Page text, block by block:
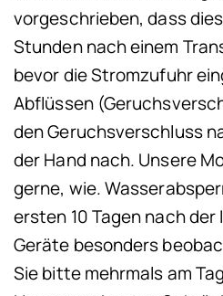
vorgeschrieben, dass
Stunden nach einem
bevor die Stromzufuhr
Abflüssen
den Geruchsverschluss
der Hand nach. Unsere
gerne, wie.
ersten 10 Tagen nach
Geräte besonders
Sie bitte mehrmals am